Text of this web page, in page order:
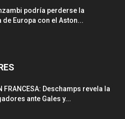
podría perderse la
de Europa con el Aston...
FRANCESA: Deschamps revela la
ante Gales y...